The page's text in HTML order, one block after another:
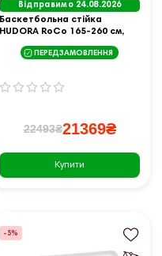
Відправимо 24.08.2026
Баскетбольна стійка
HUDORA RoCo 165-260 см,
ПЕРЕДЗАМОВЛЕННЯ
22493₴21369₴
Купити
-5%